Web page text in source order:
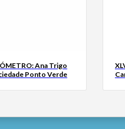
Ana Trigo
Ponto Verde